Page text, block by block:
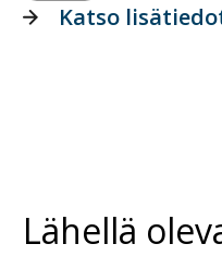
Katso
Lähellä